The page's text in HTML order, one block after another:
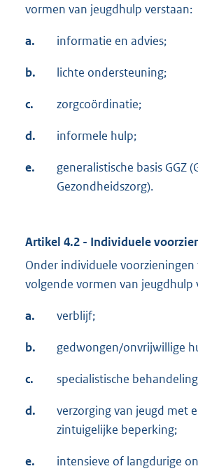
vormen van jeugdhulp verstaan:
a. informatie en advies;
b. lichte ondersteuning;
c. zorgcoördinatie;
d. informele hulp;
e.
generalistische basis GGZ
Gezondheidszorg).
Artikel 4.2 - Individuele
Onder individuele
volgende vormen van jeugdhulp
a. verblijf;
b. gedwongen/onvrijwillige
c. specialistische
d.
verzorging van jeugd met
zintuigelijke beperking;
e.
intensieve of langdurige